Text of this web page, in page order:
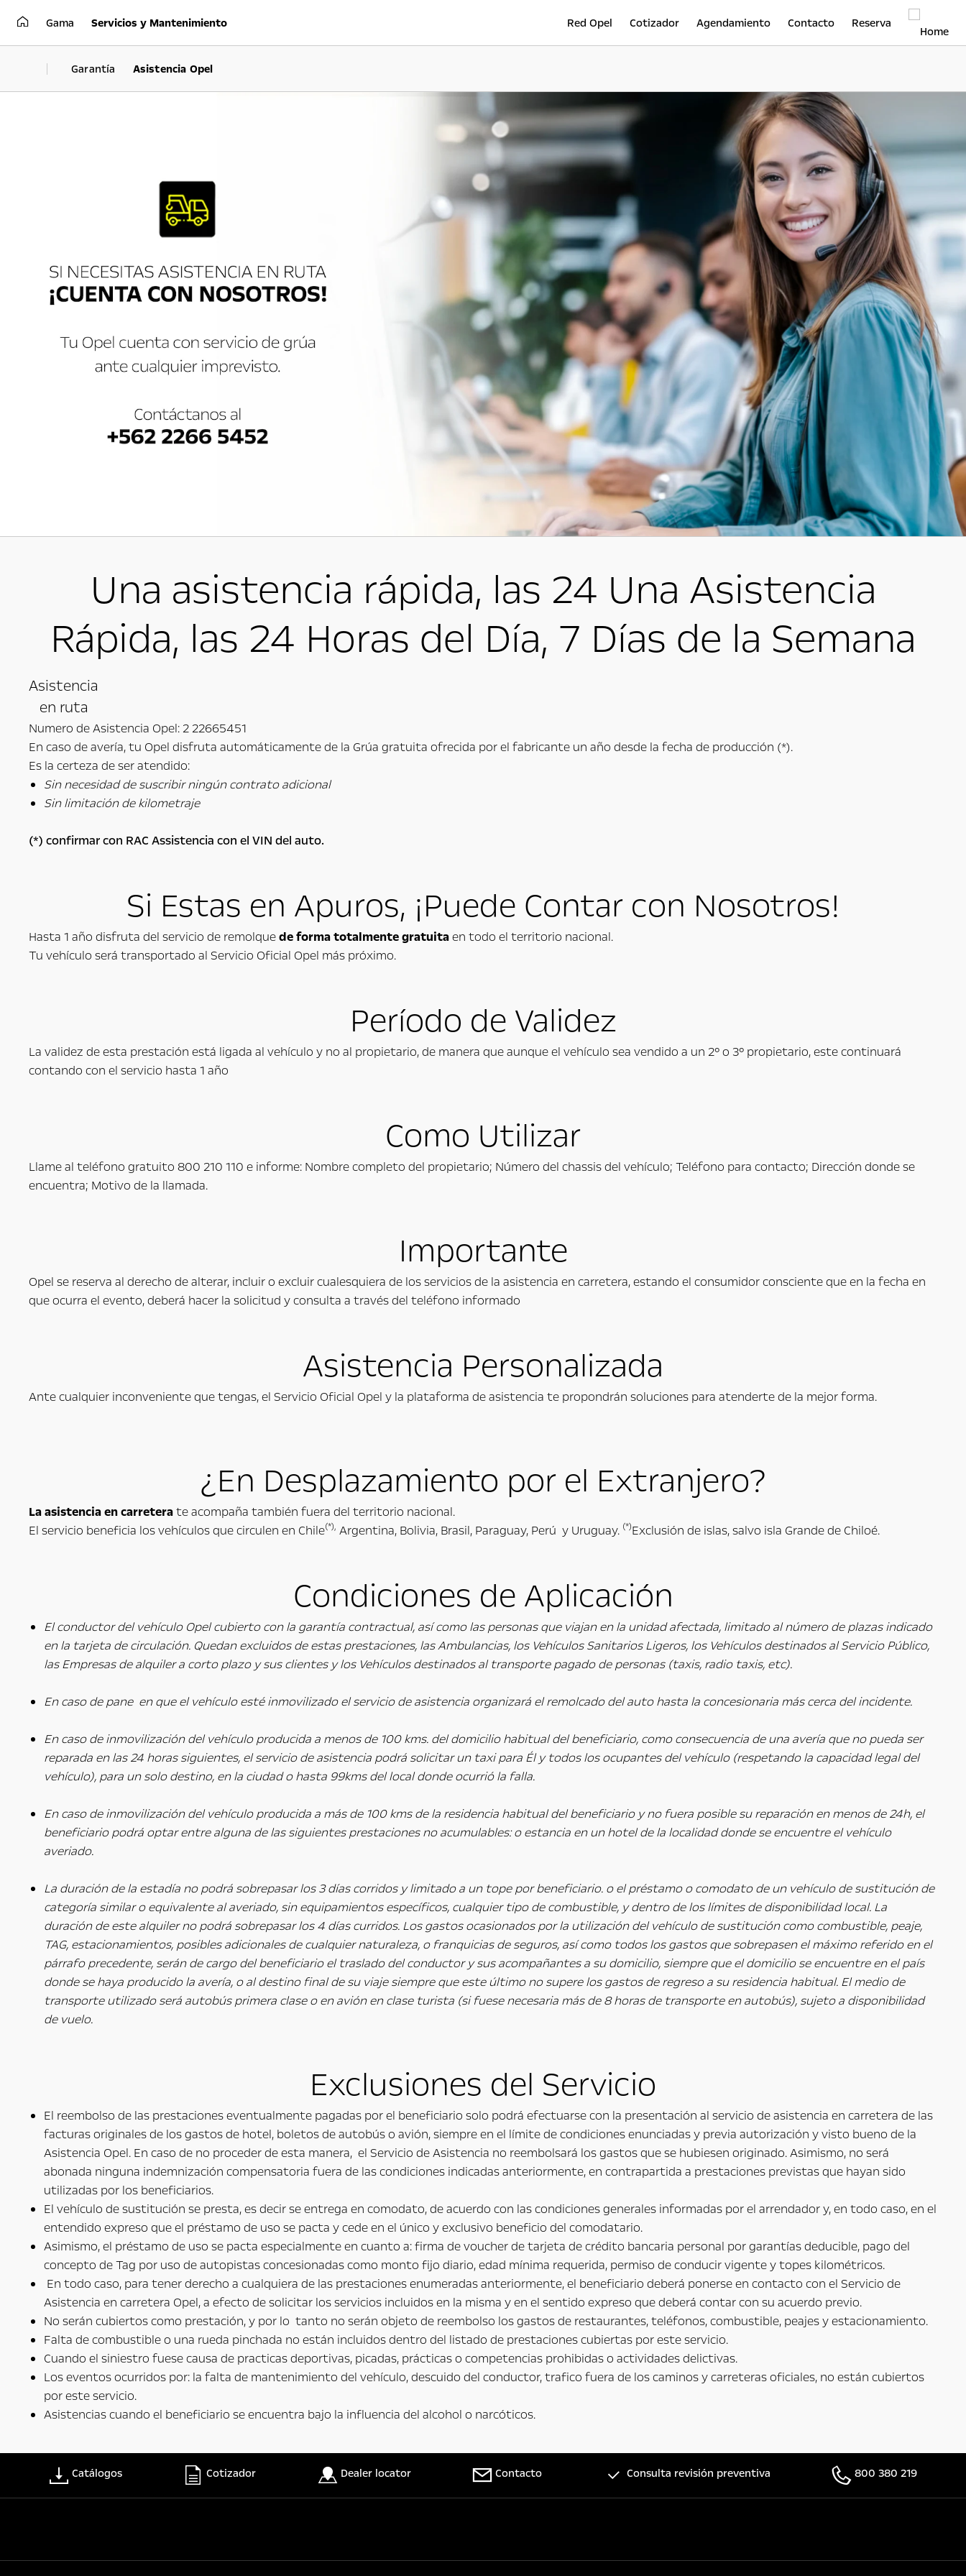
Red Opel Cotizador Agendamiento Contacto Reserva
Gama Servicios y Mantenimiento
Garantía Asistencia Opel
Una asistencia rápida, las 24 Una Asistencia
Rápida, las 24 Horas del Día, 7 Días de la Semana
Asistencia
en ruta
Numero de Asistencia Opel: 2 22665451
En caso de avería, tu Opel disfruta automáticamente de la Grúa gratuita ofrecida por el fabricante un año desde la fecha de producción (*).
Es la certeza de ser atendido:
Sin necesidad de suscribir ningún contrato adicional
Sin limitación de kilometraje
(*) confirmar con RAC Assistencia con el VIN del auto.
Si Estas en Apuros, ¡Puede Contar con Nosotros!
Hasta 1 año disfruta del servicio de remolquede forma totalmente gratuitaen todo el territorio nacional.
Tu vehículo será transportado al Servicio Oficial Opel más próximo.
Período de Validez
La validez de esta prestación está ligada al vehículo y no al propietario, de manera que aunque el vehículo sea vendido a un 2° o 3° propietario, este continuará
contando con el servicio hasta 1 año
Como Utilizar
Llame al teléfono gratuito 800 210 110 e informe: Nombre completo del propietario; Número del chassis del vehículo; Teléfono para contacto; Dirección donde se
encuentra; Motivo de la llamada.
Importante
Opel se reserva al derecho de alterar, incluir o excluir cualesquiera de los servicios de la asistencia en carretera, estando el consumidor consciente que en la fecha en
que ocurra el evento, deberá hacer la solicitud y consulta a través del teléfono informado
Asistencia Personalizada
Ante cualquier inconveniente que tengas, el Servicio Oficial Opel y la plataforma de asistencia te propondrán soluciones para atenderte de la mejor forma.
¿En Desplazamiento por el Extranjero?
La asistencia en carreterate acompaña también fuera del territorio nacional.
El servicio beneficia los vehículos que circulen en Chile(*), Argentina, Bolivia, Brasil, Paraguay, Perú y Uruguay. (*)Exclusión de islas, salvo isla Grande de Chiloé.
Condiciones de Aplicación
El conductor del vehículo Opel cubierto con la garantía contractual, así como las personas que viajan en la unidad afectada, limitado al número de plazas indicado
en la tarjeta de circulación. Quedan excluidos de estas prestaciones, las Ambulancias, los Vehículos Sanitarios Ligeros, los Vehículos destinados al Servicio Público,
las Empresas de alquiler a corto plazo y sus clientes y los Vehículos destinados al transporte pagado de personas (taxis, radio taxis, etc).
En caso de pane en que el vehículo esté inmovilizado el servicio de asistencia organizará el remolcado del auto hasta la concesionaria más cerca del incidente.
En caso de inmovilización del vehículo producida a menos de 100 kms. del domicilio habitual del beneficiario, como consecuencia de una avería que no pueda ser
reparada en las 24 horas siguientes, el servicio de asistencia podrá solicitar un taxi para Él y todos los ocupantes del vehículo (respetando la capacidad legal del
vehículo), para un solo destino, en la ciudad o hasta 99kms del local donde ocurrió la falla.
En caso de inmovilización del vehículo producida a más de 100 kms de la residencia habitual del beneficiario y no fuera posible su reparación en menos de 24h, el
beneficiario podrá optar entre alguna de las siguientes prestaciones no acumulables: o estancia en un hotel de la localidad donde se encuentre el vehículo
averiado.
La duración de la estadía no podrá sobrepasar los 3 días corridos y limitado a un tope por beneficiario. o el préstamo o comodato de un vehículo de sustitución de
categoría similar o equivalente al averiado, sin equipamientos específicos, cualquier tipo de combustible, y dentro de los límites de disponibilidad local. La
duración de este alquiler no podrá sobrepasar los 4 días curridos. Los gastos ocasionados por la utilización del vehículo de sustitución como combustible, peaje,
TAG, estacionamientos, posibles adicionales de cualquier naturaleza, o franquicias de seguros, así como todos los gastos que sobrepasen el máximo referido en el
párrafo precedente, serán de cargo del beneficiario el traslado del conductor y sus acompañantes a su domicilio, siempre que el domicilio se encuentre en el país
donde se haya producido la avería, o al destino final de su viaje siempre que este último no supere los gastos de regreso a su residencia habitual. El medio de
transporte utilizado será autobús primera clase o en avión en clase turista (si fuese necesaria más de 8 horas de transporte en autobús), sujeto a disponibilidad
de vuelo.
Exclusiones del Servicio
El reembolso de las prestaciones eventualmente pagadas por el beneficiario solo podrá efectuarse con la presentación al servicio de asistencia en carretera de las
facturas originales de los gastos de hotel, boletos de autobús o avión, siempre en el límite de condiciones enunciadas y previa autorización y visto bueno de la
Asistencia Opel. En caso de no proceder de esta manera, el Servicio de Asistencia no reembolsará los gastos que se hubiesen originado. Asimismo, no será
abonada ninguna indemnización compensatoria fuera de las condiciones indicadas anteriormente, en contrapartida a prestaciones previstas que hayan sido
utilizadas por los beneficiarios.
El vehículo de sustitución se presta, es decir se entrega en comodato, de acuerdo con las condiciones generales informadas por el arrendador y, en todo caso, en el
entendido expreso que el préstamo de uso se pacta y cede en el único y exclusivo beneficio del comodatario.
Asimismo, el préstamo de uso se pacta especialmente en cuanto a: firma de voucher de tarjeta de crédito bancaria personal por garantías deducible, pago del
concepto de Tag por uso de autopistas concesionadas como monto fijo diario, edad mínima requerida, permiso de conducir vigente y topes kilométricos.
En todo caso, para tener derecho a cualquiera de las prestaciones enumeradas anteriormente, el beneficiario deberá ponerse en contacto con el Servicio de
Asistencia en carretera Opel, a efecto de solicitar los servicios incluidos en la misma y en el sentido expreso que deberá contar con su acuerdo previo.
No serán cubiertos como prestación, y por lo tanto no serán objeto de reembolso los gastos de restaurantes, teléfonos, combustible, peajes y estacionamiento.
Falta de combustible o una rueda pinchada no están incluidos dentro del listado de prestaciones cubiertas por este servicio.
Cuando el siniestro fuese causa de practicas deportivas, picadas, prácticas o competencias prohibidas o actividades delictivas.
Los eventos ocurridos por: la falta de mantenimiento del vehículo, descuido del conductor, trafico fuera de los caminos y carreteras oficiales, no están cubiertos
por este servicio.
Asistencias cuando el beneficiario se encuentra bajo la influencia del alcohol o narcóticos.
Catálogos Cotizador Dealer locator Contacto Consulta revisión preventiva 800 380 219